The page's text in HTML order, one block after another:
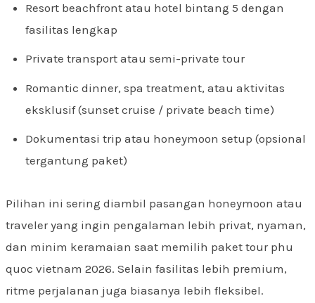
Resort beachfront atau hotel bintang 5 dengan
fasilitas lengkap
Private transport atau semi-private tour
Romantic dinner, spa treatment, atau aktivitas
eksklusif (sunset cruise / private beach time)
Dokumentasi trip atau honeymoon setup (opsional
tergantung paket)
Pilihan ini sering diambil pasangan honeymoon atau
traveler yang ingin pengalaman lebih privat, nyaman,
dan minim keramaian saat memilih paket tour phu
quoc vietnam 2026. Selain fasilitas lebih premium,
ritme perjalanan juga biasanya lebih fleksibel.